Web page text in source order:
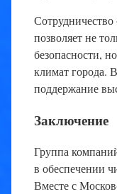
позволяет не
безопасности,
климат города.
поддержание
Заключение
Группа
в обеспечении
Вместе с